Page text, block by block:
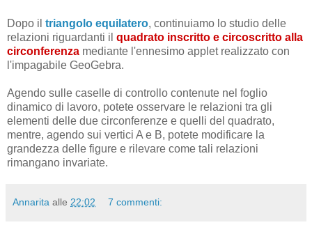
Dopo il triangolo equilatero, continuiamo lo studio delle
relazioni riguardanti il quadrato inscritto e circoscritto alla
circonferenza mediante l'ennesimo applet realizzato con
l'impagabile GeoGebra.
Agendo sulle caselle di controllo contenute nel foglio
dinamico di lavoro, potete osservare le relazioni tra gli
elementi delle due circonferenze e quelli del quadrato,
mentre, agendo sui vertici A e B, potete modificare la
grandezza delle figure e rilevare come tali relazioni
rimangano invariate.
Annarita alle 22:02 7 commenti: